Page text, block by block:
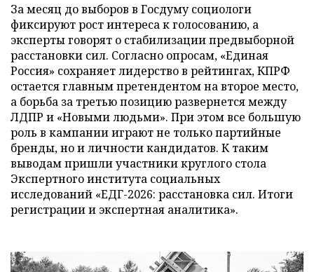
За месяц до выборов в Госдуму социологи
фиксируют рост интереса к голосованию, а
эксперты говорят о стабилизации предвыборной
расстановки сил. Согласно опросам, «Единая
Россия» сохраняет лидерство в рейтингах, КПРФ
остается главным претендентом на второе место,
а борьба за третью позицию развернется между
ЛДПР и «Новыми людьми». При этом все большую
роль в кампании играют не только партийные
бренды, но и личности кандидатов. К таким
выводам пришли участники круглого стола
Экспертного института социальных
исследований «ЕДГ-2026: расстановка сил. Итоги
регистрации и экспертная аналитика».